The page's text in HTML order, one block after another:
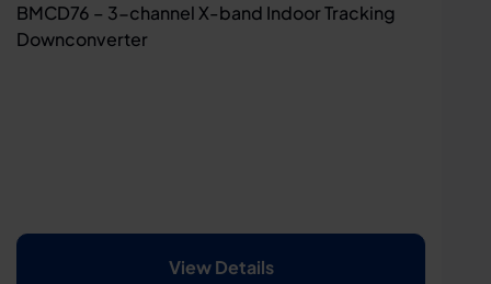
BMCD76 – 3-channel X-band Indoor Tracking
Downconverter
View Details